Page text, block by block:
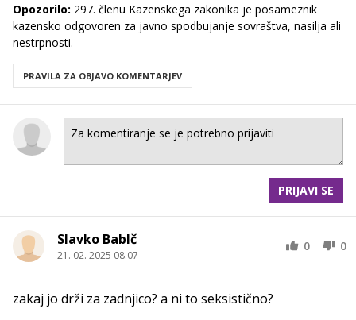
Opozorilo: 297. členu Kazenskega zakonika je posameznik
kazensko odgovoren za javno spodbujanje sovraštva, nasilja ali
nestrpnosti.
PRAVILA ZA OBJAVO KOMENTARJEV
PRIJAVI SE
Slavko BabIč
21. 02. 2025 08.07
0 0
zakaj jo drži za zadnjico? a ni to seksistično?